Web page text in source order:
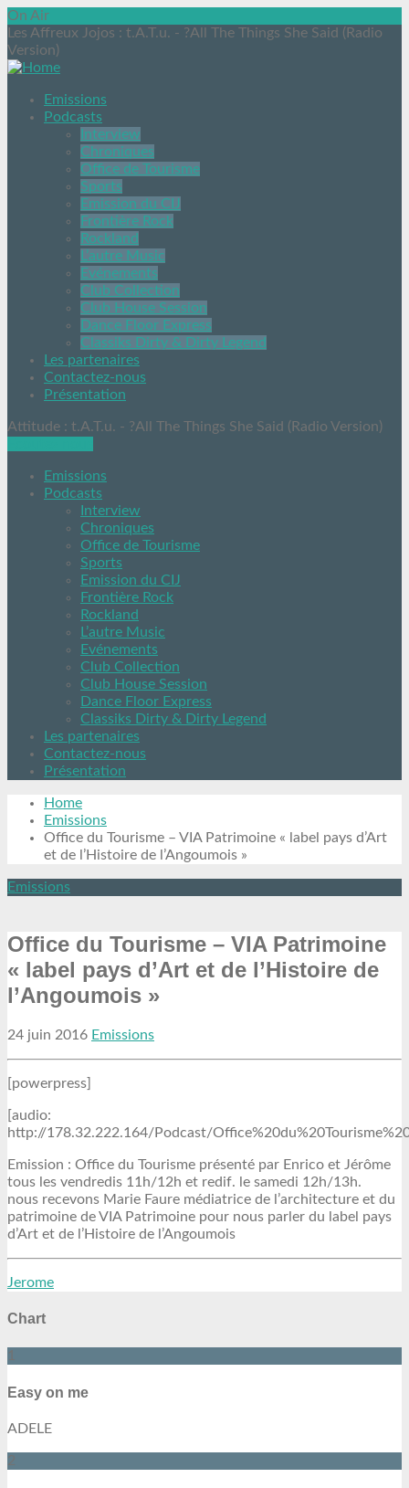
On Air
Les Affreux Jojos : t.A.T.u. - ?All The Things She Said (Radio
Version)
Emissions
Podcasts
Interview
Chroniques
Office de Tourisme
Sports
Emission du CIJ
Frontière Rock
Rockland
L’autre Music
Evénements
Club Collection
Club House Session
Dance Floor Express
Classiks Dirty & Dirty Legend
Les partenaires
Contactez-nous
Présentation
Attitude : t.A.T.u. - ?All The Things She Said (Radio Version)
Emissions
Podcasts
Interview
Chroniques
Office de Tourisme
Sports
Emission du CIJ
Frontière Rock
Rockland
L’autre Music
Evénements
Club Collection
Club House Session
Dance Floor Express
Classiks Dirty & Dirty Legend
Les partenaires
Contactez-nous
Présentation
Home
Emissions
Office du Tourisme – VIA Patrimoine « label pays d’Art
et de l’Histoire de l’Angoumois »
Emissions
Office du Tourisme – VIA Patrimoine
« label pays d’Art et de l’Histoire de
l’Angoumois »
24 juin 2016 Emissions
[powerpress]
[audio:
http://178.32.222.164/Podcast/
Emission : Office du Tourisme présenté par Enrico et Jérôme
tous les vendredis 11h/12h et redif. le samedi 12h/13h.
nous recevons Marie Faure médiatrice de l’architecture et du
patrimoine de VIA Patrimoine pour nous parler du label pays
d’Art et de l’Histoire de l’Angoumois
Jerome
Chart
1
Easy on me
ADELE
2